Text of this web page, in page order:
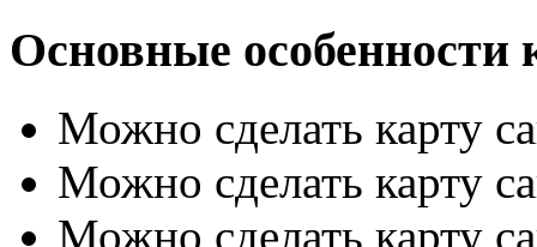
Основные особенности
Можно сделать карту
Можно сделать карту
Можно сделать карту